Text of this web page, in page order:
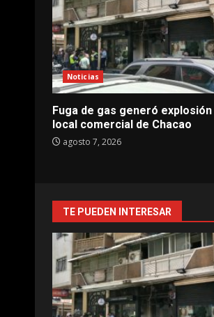
Noticias
Fuga de gas generó explosión
local comercial de Chacao
agosto 7, 2026
TE PUEDEN INTERESAR